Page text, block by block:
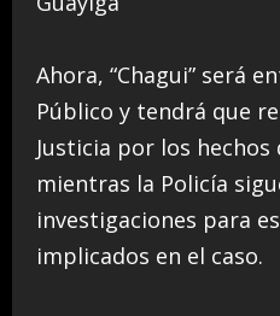
Ahora, “Chagui” será
Público y tendrá que
Justicia por los
mientras la Policía
investigaciones para
implicados en el caso.